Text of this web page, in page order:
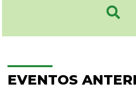
EVENTOS